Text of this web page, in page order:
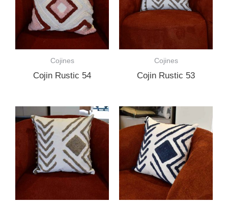
Cojines
Cojin Rustic 54
Cojines
Cojin Rustic 53